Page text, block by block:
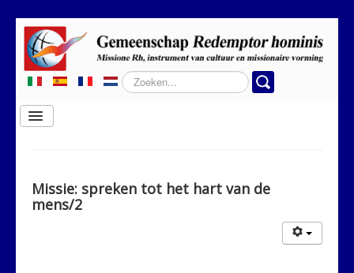
Zoeken...
Schakelen
Wie wij zijn
Waar wij werkzaam zijn
Missie: spreken tot het hart van de
mens/2